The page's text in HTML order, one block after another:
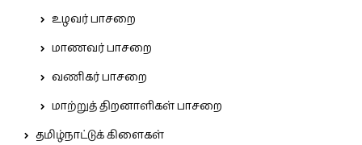
உழவர் பாசறை
மாணவர் பாசறை
வணிகர் பாசறை
மாற்றுத் திறனாளிகள் பாசறை
தமிழ்நாட்டுக் கிளைகள்